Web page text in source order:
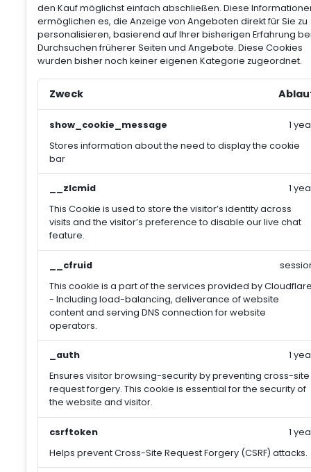
den Kauf möglichst einfach abschließen. Diese
ermöglichen es, die Anzeige von Angeboten direkt für Sie zu
personalisieren, basierend auf Ihrer bisherigen Erfahrung
Durchsuchen früherer Seiten und Angebote. Diese Cookies
wurden bisher noch keiner eigenen Kategorie zugeordnet.
Zweck
show_cookie_message
Stores information about the need to display the cookie
bar
1
__zlcmid
This Cookie is used to store the visitor’s identity across
visits and the visitor’s preference to disable our live chat
feature.
1
__cfruid
This cookie is a part of the services provided by Cloudflare
- Including load-balancing, deliverance of website
content and serving DNS connection for website
operators.
_auth
Ensures visitor browsing-security by preventing cross-site
request forgery. This cookie is essential for the security of
the website and visitor.
1
csrftoken
Helps prevent Cross-Site Request Forgery (CSRF) attacks.
1